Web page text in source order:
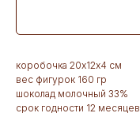
коробочка 20х12х4 см
вес фигурок 160 гр
шоколад молочный 33%
срок годности 12 месяцев